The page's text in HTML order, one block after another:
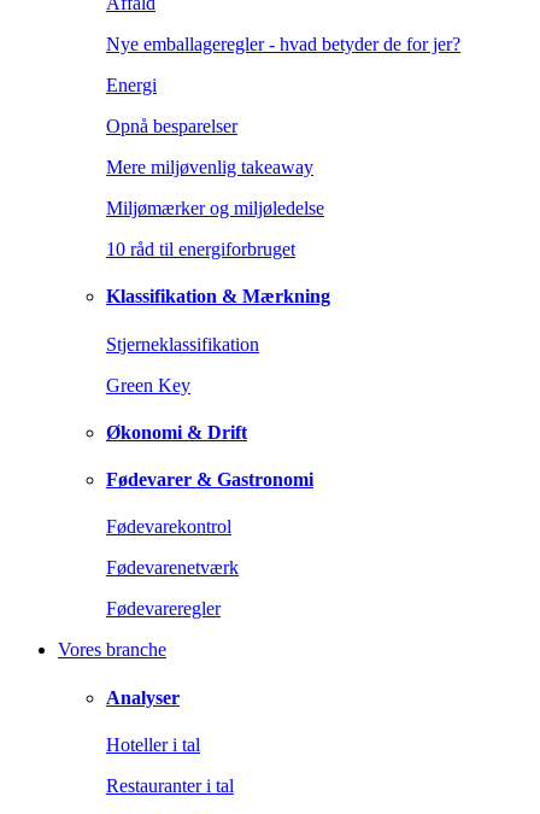
Nye emballageregler - hvad betyder de for jer?
Energi
Opnå besparelser
Mere miljøvenlig takeaway
Miljømærker og miljøledelse
10 råd til energiforbruget
Klassifikation & Mærkning
Stjerneklassifikation
Green Key
Økonomi & Drift
Fødevarer & Gastronomi
Fødevarekontrol
Fødevarenetværk
Fødevareregler
Vores branche
Analyser
Hoteller i tal
Restauranter i tal